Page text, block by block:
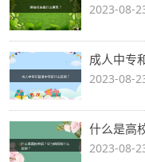
2023-08-
成人中专
2023-08-
什么是高
2023-08-